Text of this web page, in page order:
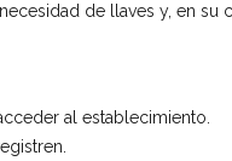
de llaves y, en
al establecimiento.